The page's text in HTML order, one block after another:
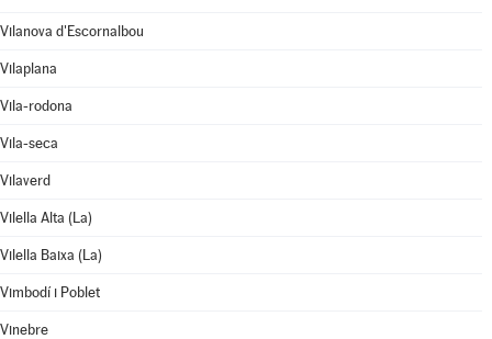
Vilanova d'Escornalbou
Vilaplana
Vila-rodona
Vila-seca
Vilaverd
Vilella Alta (La)
Vilella Baixa (La)
Vimbodí i Poblet
Vinebre